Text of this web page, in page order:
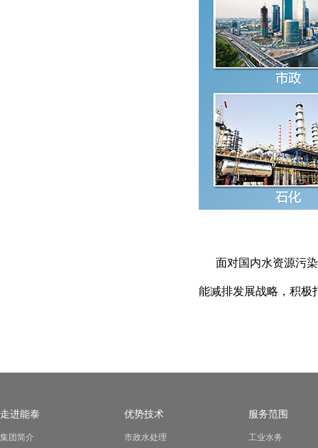
面对国内水资源污染
能减排发展战略，积极
走进能泰
集团简介
优势技术
市政水处理
服务范围
工业水务